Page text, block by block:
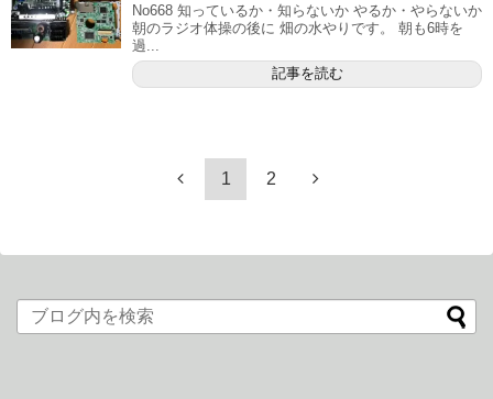
No668 知っているか・知らないか やるか・やらないか
朝のラジオ体操の後に 畑の水やりです。 朝も6時を
過...
記事を読む
1 2